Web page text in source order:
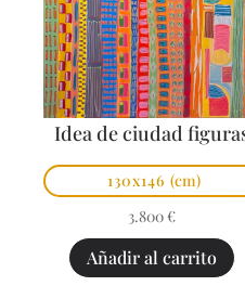
Idea de ciudad
130x146 (cm)
3.800 €
Añadir al carrito